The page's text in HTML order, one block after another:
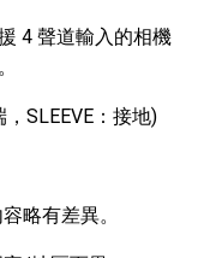
4 聲道輸入的相機
SLEEVE：接地)
略有差異。